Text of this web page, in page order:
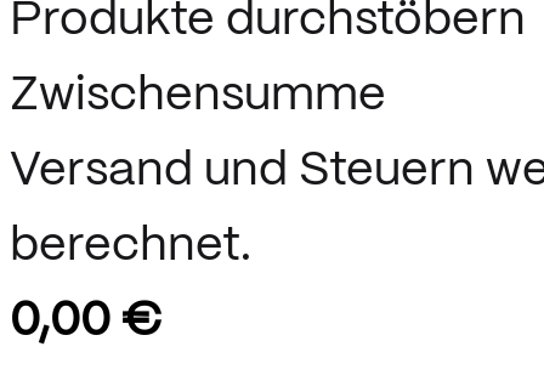
Produkte durchstöbern
Zwischensumme
Versand und Steuern
berechnet.
0,00 €